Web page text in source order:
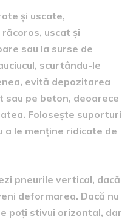
și uscate,
uscat și
sau la surse de
scurtându-le
evită depozitarea
sau pe beton, deoarece
Folosește suporturi
a le menține ridicate de
pneurile vertical, dacă
deformarea. Dacă nu
poți stivui orizontal, dar